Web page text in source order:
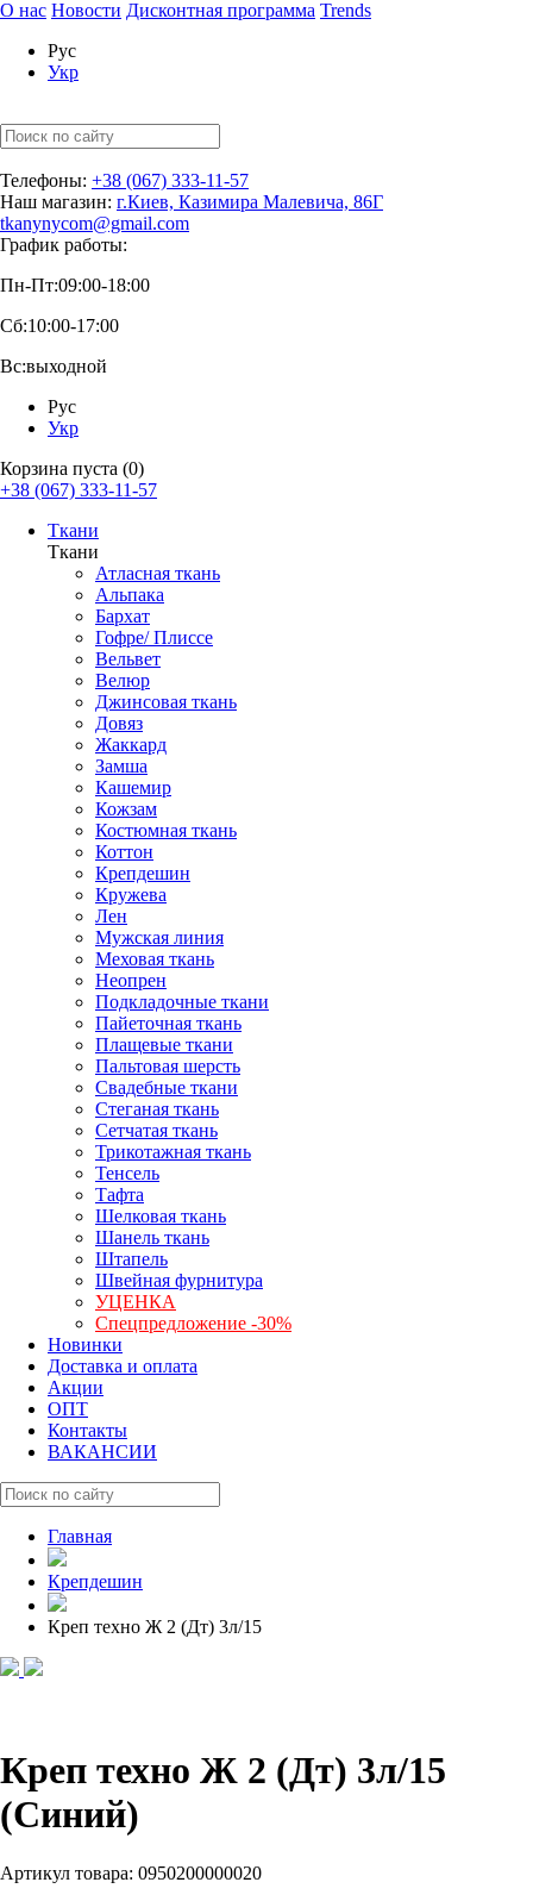
О нас Новости Дисконтная программа Trends
Рус
Укр
Телефоны: +38 (067) 333-11-57
Наш магазин: г.Киев, Казимира Малевича, 86Г
tkanynycom@gmail.com
График работы:
Пн-Пт:09:00-18:00
Сб:10:00-17:00
Вс:выходной
Рус
Укр
Корзина пуста (0)
+38 (067) 333-11-57
Ткани
Ткани
Атласная ткань
Альпака
Бархат
Гофре/ Плиссе
Вельвет
Велюр
Джинсовая ткань
Довяз
Жаккард
Замша
Кашемир
Кожзам
Костюмная ткань
Коттон
Крепдешин
Кружева
Лен
Мужская линия
Меховая ткань
Неопрен
Подкладочные ткани
Пайеточная ткань
Плащевые ткани
Пальтовая шерсть
Свадебные ткани
Стеганая ткань
Сетчатая ткань
Трикотажная ткань
Тенсель
Тафта
Шелковая ткань
Шанель ткань
Штапель
Швейная фурнитура
УЦЕНКА
Спецпредложение -30%
Новинки
Доставка и оплата
Акции
ОПТ
Контакты
ВАКАНСИИ
Главная
Крепдешин
Креп техно Ж 2 (Дт) 3л/15
Креп техно Ж 2 (Дт) 3л/15
(Синий)
Артикул товара: 0950200000020